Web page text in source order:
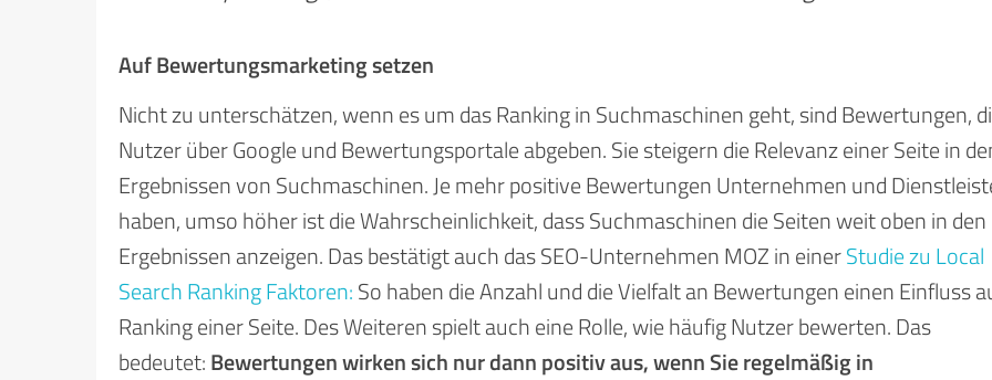
Auf Bewertungsmarketing setzen
Nicht zu unterschätzen, wenn es um das Ranking in Suchmaschinen geht, sind Bewertungen,
Nutzer über Google und Bewertungsportale abgeben. Sie steigern die Relevanz einer Seite in
Ergebnissen von Suchmaschinen. Je mehr positive Bewertungen Unternehmen und
haben, umso höher ist die Wahrscheinlichkeit, dass Suchmaschinen die Seiten weit oben in den
Ergebnissen anzeigen. Das bestätigt auch das SEO-Unternehmen MOZ in einerStudie zu Local
Search Ranking Faktoren: So haben die Anzahl und die Vielfalt an Bewertungen einen Einfluss
Ranking einer Seite. Des Weiteren spielt auch eine Rolle, wie häufig Nutzer bewerten. Das
bedeutet: Bewertungen wirken sich nur dann positiv aus, wenn Sie regelmäßig in